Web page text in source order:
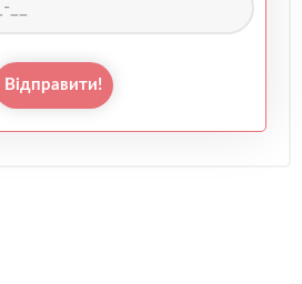
Відправити!